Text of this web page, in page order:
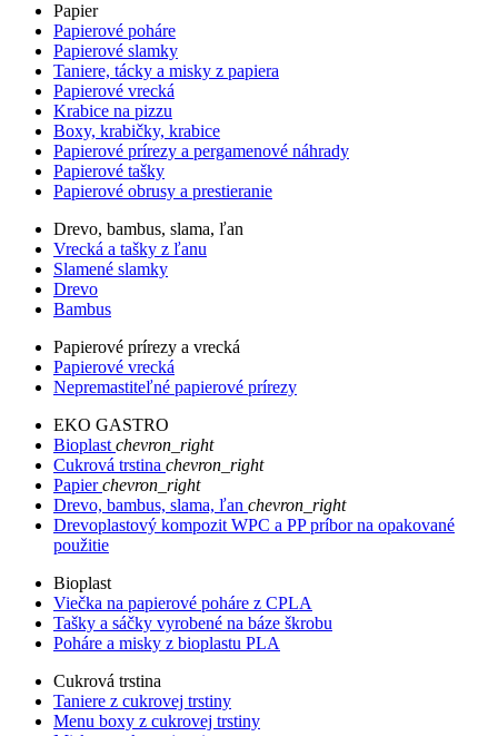
Papier
Papierové poháre
Papierové slamky
Taniere, tácky a misky z papiera
Papierové vrecká
Krabice na pizzu
Boxy, krabičky, krabice
Papierové prírezy a pergamenové náhrady
Papierové tašky
Papierové obrusy a prestieranie
Drevo, bambus, slama, ľan
Vrecká a tašky z ľanu
Slamené slamky
Drevo
Bambus
Papierové prírezy a vrecká
Papierové vrecká
Nepremastiteľné papierové prírezy
EKO GASTRO
Bioplast chevron_right
Cukrová trstina chevron_right
Papierchevron_right
Drevo, bambus, slama, ľan chevron_right
Drevoplastový kompozit WPC a PP príbor na opakované
použitie
Bioplast
Viečka na papierové poháre z CPLA
Tašky a sáčky vyrobené na báze škrobu
Poháre a misky z bioplastu PLA
Cukrová trstina
Taniere z cukrovej trstiny
Menu boxy z cukrovej trstiny